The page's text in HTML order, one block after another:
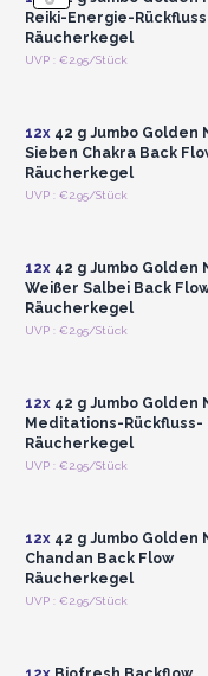
Reiki-Energie-
Räucherkegel
UVP : €2.95/StückAnmelden oder
12x42 g Jumbo Golden
Sieben Chakra Back
Räucherkegel
UVP : €2.95/StückAnmelden oder
12x42 g Jumbo Golden
Weißer Salbei Back
Räucherkegel
UVP : €2.95/StückAnmelden oder
12x42 g Jumbo Golden
Meditations-Rückfluss-
Räucherkegel
UVP : €2.95/StückAnmelden oder
12x42 g Jumbo Golden
Chandan Back Flow
Räucherkegel
UVP : €2.95/StückAnmelden oder